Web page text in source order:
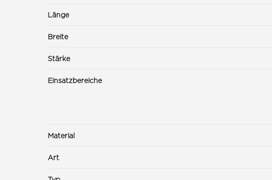
Länge
Breite
Stärke
Einsatzbereiche
Material
Art